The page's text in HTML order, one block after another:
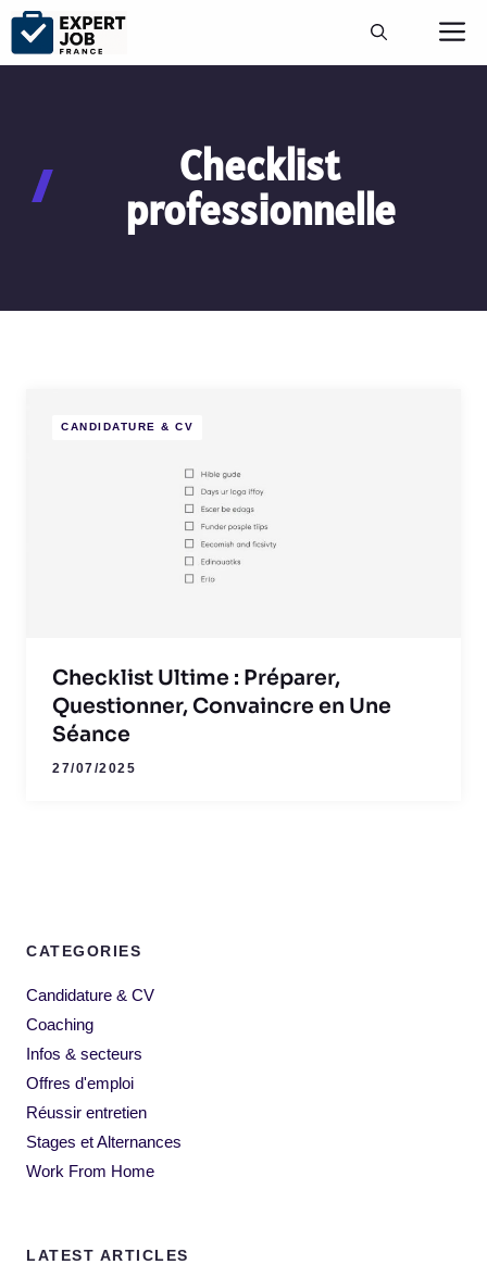
Aller
contenu
Checklist
professionnelle
CANDIDATURE & CV
Checklist Ultime : Préparer,
Questionner, Convaincre en Une
Séance
27/07/2025
CATEGORIES
Candidature & CV
Coaching
Infos & secteurs
Offres d'emploi
Réussir entretien
Stages et Alternances
Work From Home
LATEST ARTICLES